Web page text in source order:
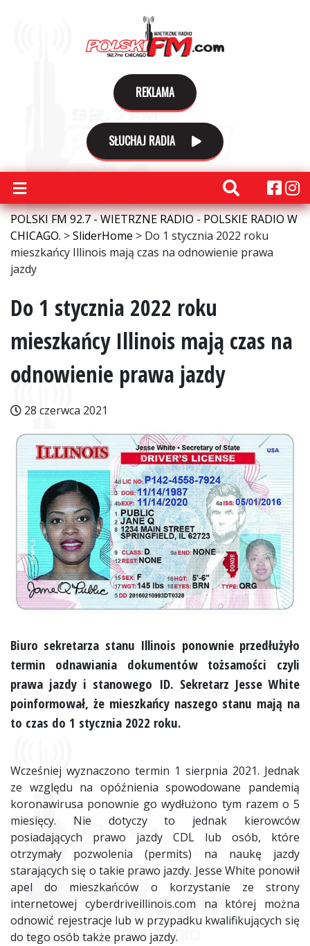
REKLAMA
SŁUCHAJ RADIA
POLSKI FM 92.7 - WIETRZNE RADIO - POLSKIE RADIO W
CHICAGO. >SliderHome > Do 1 stycznia 2022 roku
mieszkańcy Illinois mają czas na odnowienie prawa
jazdy
Do 1 stycznia 2022 roku
mieszkańcy Illinois mają czas na
odnowienie prawa jazdy
28 czerwca 2021
Biuro sekretarza stanu Illinois ponownie przedłużyło
termin odnawiania dokumentów tożsamości czyli
prawa jazdy i stanowego ID. Sekretarz Jesse White
poinformował, że mieszkańcy naszego stanu mają na
to czas do 1 stycznia 2022 roku.
Wcześniej wyznaczono termin 1 sierpnia 2021. Jednak
ze względu na opóźnienia spowodowane pandemią
koronawirusa ponownie go wydłużono tym razem o 5
miesięcy. Nie dotyczy to jednak kierowców
posiadających prawo jazdy CDL lub osób, które
otrzymały pozwolenia (permits) na naukę jazdy
starających się o takie prawo jazdy. Jesse White ponowił
apel do mieszkańców o korzystanie ze strony
internetowej cyberdriveillinois.com na której można
odnowić rejestracje lub w przypadku kwalifikujących się
do tego osób także prawo jazdy.